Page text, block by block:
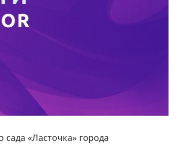
«Ласточка» города